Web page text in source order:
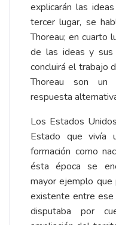
explicarán las
tercer lugar, se
Thoreau; en cuarto
de las ideas y
concluirá el trabajo
Thoreau son un
respuesta
Los Estados
Estado que vivía
formación como
ésta época se
mayor ejemplo
existente entre ese
disputaba por